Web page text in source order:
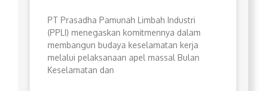
PT Prasadha Pamunah Limbah Industri
(PPLI) menegaskan komitmennya dalam
membangun budaya keselamatan kerja
melalui pelaksanaan apel massal Bulan
Keselamatan dan